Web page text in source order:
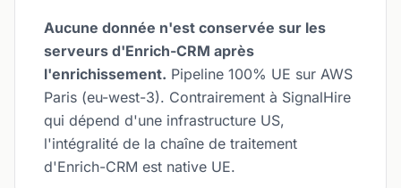
Aucune donnée n'est conservée sur les
serveurs d'Enrich-CRM après
l'enrichissement. Pipeline 100% UE sur AWS
Paris (eu-west-3). Contrairement à SignalHire
qui dépend d'une infrastructure US,
l'intégralité de la chaîne de traitement
d'Enrich-CRM est native UE.